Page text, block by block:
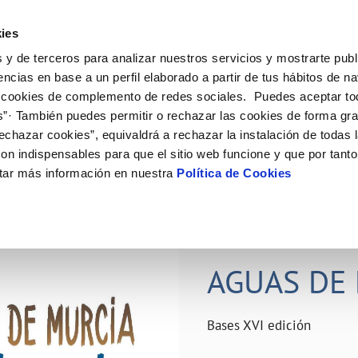
y de terceros para analizar nuestros servicios y mostrarte
en base a un perfil elaborado a partir de tus hábitos de
de complemento de redes sociales. Puedes aceptar
También puedes permitir o rechazar las cookies de forma
cookies”, equivaldrá a rechazar la instalación de todas
indispensables para que el sitio web funcione y que por
más información en nuestra Política de Cookies
de titular
de suministro
MODIFICACIÓN DE DATOS
Actualizar datos bancários
Actualizar datos de
VER TODAS LAS GESTIONES
Tu Servicio
AL CLIENTE
contacto
COMPROMISO DE SERVICIO
Carta de compromisos
Customer Counsel (Defensa del
Tu Agua
del agua
consumidor
CUIDADOS DEL AGUA
Consejos de ahorro
Depósitos comunitarios
comunitarios
Conócenos
DE GESTIÓN Y CERTIFICADOS
PERFIL DEL CONTRATANTE
Plataforma de contratación del
público
Licitaciones en curso
AGUAS
Bases XVI edición